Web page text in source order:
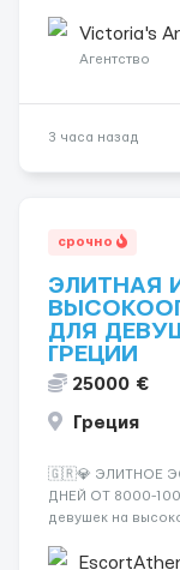
Опытная команда
клиентов (без ...
Victoria's
Агентство
3 часа назад
срочно
ЭЛИТНАЯ
ДЛЯ
ГРЕЦИИ
25000 €
Греция
🇬🇷💎 ЭЛИТНОЕ
ДНЕЙ ОТ 8000-
девушек на
хорошие деньги